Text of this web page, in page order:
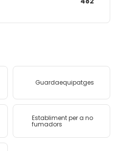
Guardaequipatges
Establiment per a no
fumadors